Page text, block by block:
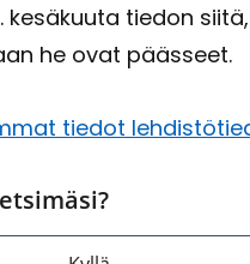
ke­sä­kuu­ta tie­don
he ovat pääs­seet.
tie­dot